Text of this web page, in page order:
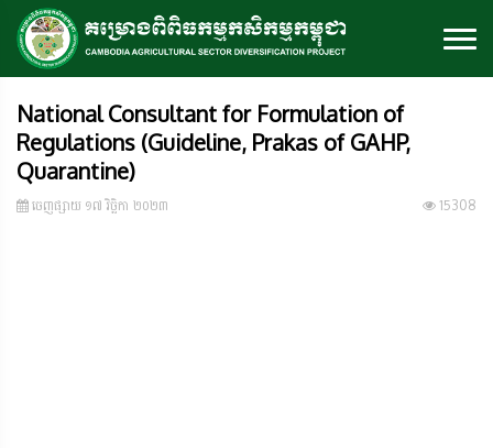
National Consultant for Formulation of
Regulations (Guideline, Prakas of GAHP,
Quarantine)
ចេញ​ផ្សាយ​ ១៧ វិច្ឆិកា ២០២៣ 15308